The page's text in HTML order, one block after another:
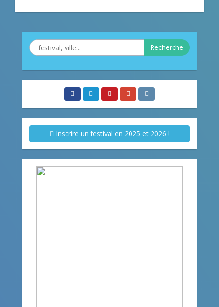
Recherche
Inscrire un festival en 2025 et 2026 !